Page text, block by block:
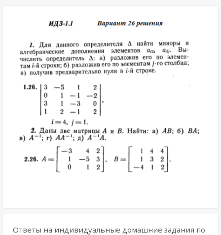
Ответы на индивидуальные домашние задания по